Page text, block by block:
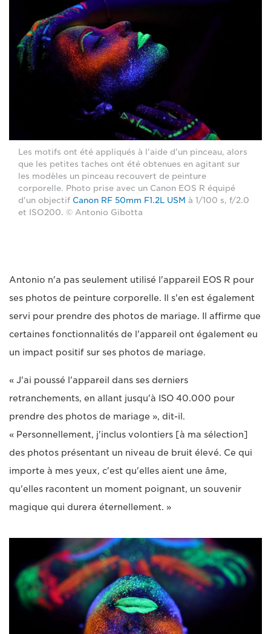
Les motifs ont été appliqués à l'aide d'un pinceau, alors
que les petites taches ont été obtenues en agitant sur
les modèles un pinceau recouvert de peinture
corporelle. Photo prise avec un Canon EOS R équipé
d'un objectif Canon RF 50mm F1.2L USM à 1/100 s, f/2.0
et ISO200. © Antonio Gibotta
Antonio n'a pas seulement utilisé l'appareil EOS R pour
ses photos de peinture corporelle. Il s'en est également
servi pour prendre des photos de mariage. Il affirme que
certaines fonctionnalités de l'appareil ont également eu
un impact positif sur ses photos de mariage.
« J'ai poussé l'appareil dans ses derniers
retranchements, en allant jusqu'à ISO 40.000 pour
prendre des photos de mariage », dit-il.
« Personnellement, j'inclus volontiers [à ma sélection]
des photos présentant un niveau de bruit élevé. Ce qui
importe à mes yeux, c'est qu'elles aient une âme,
qu'elles racontent un moment poignant, un souvenir
magique qui durera éternellement. »